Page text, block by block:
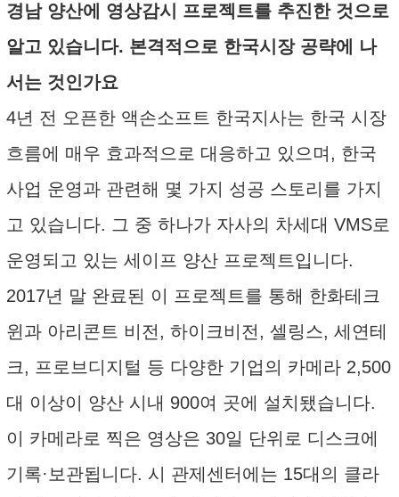
경남 양산에 영상감시 프로젝트를 추진한 것으로
알고 있습니다. 본격적으로 한국시장 공략에 나
서는 것인가요
4년 전 오픈한 액손소프트 한국지사는 한국 시장
흐름에 매우 효과적으로 대응하고 있으며, 한국
사업 운영과 관련해 몇 가지 성공 스토리를 가지
고 있습니다. 그 중 하나가 자사의 차세대 VMS로
운영되고 있는 세이프 양산 프로젝트입니다.
2017년 말 완료된 이 프로젝트를 통해 한화테크
윈과 아리콘트 비전, 하이크비전, 셀링스, 세연테
크, 프로브디지털 등 다양한 기업의 카메라 2,500
대 이상이 양산 시내 900여 곳에 설치됐습니다.
이 카메라로 찍은 영상은 30일 단위로 디스크에
기록·보관됩니다. 시 관제센터에는 15대의 클라